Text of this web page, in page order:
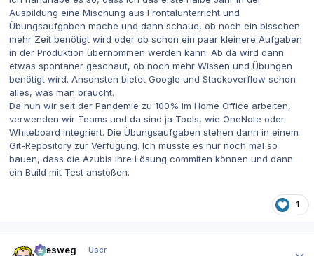
Ausbildung eine Mischung aus Frontalunterricht und
Übungsaufgaben mache und dann schaue, ob noch ein bisschen
mehr Zeit benötigt wird oder ob schon ein paar kleinere Aufgaben
in der Produktion übernommen werden kann. Ab da wird dann
etwas spontaner geschaut, ob noch mehr Wissen und Übungen
benötigt wird. Ansonsten bietet Google und Stackoverflow schon
alles, was man braucht.
Da nun wir seit der Pandemie zu 100% im Home Office arbeiten,
verwenden wir Teams und da sind ja Tools, wie OneNote oder
Whiteboard integriert. Die Übungsaufgaben stehen dann in einem
Git-Repository zur Verfügung. Ich müsste es nur noch mal so
bauen, dass die Azubis ihre Lösung commiten können und dann
ein Build mit Test anstoßen.
1
allesweg
User